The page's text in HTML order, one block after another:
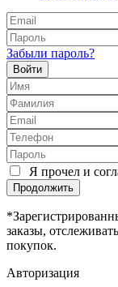
Забыли пароль?
Войти
Я прочел и
Продолжить
заказы,
покупок.
Авторизация